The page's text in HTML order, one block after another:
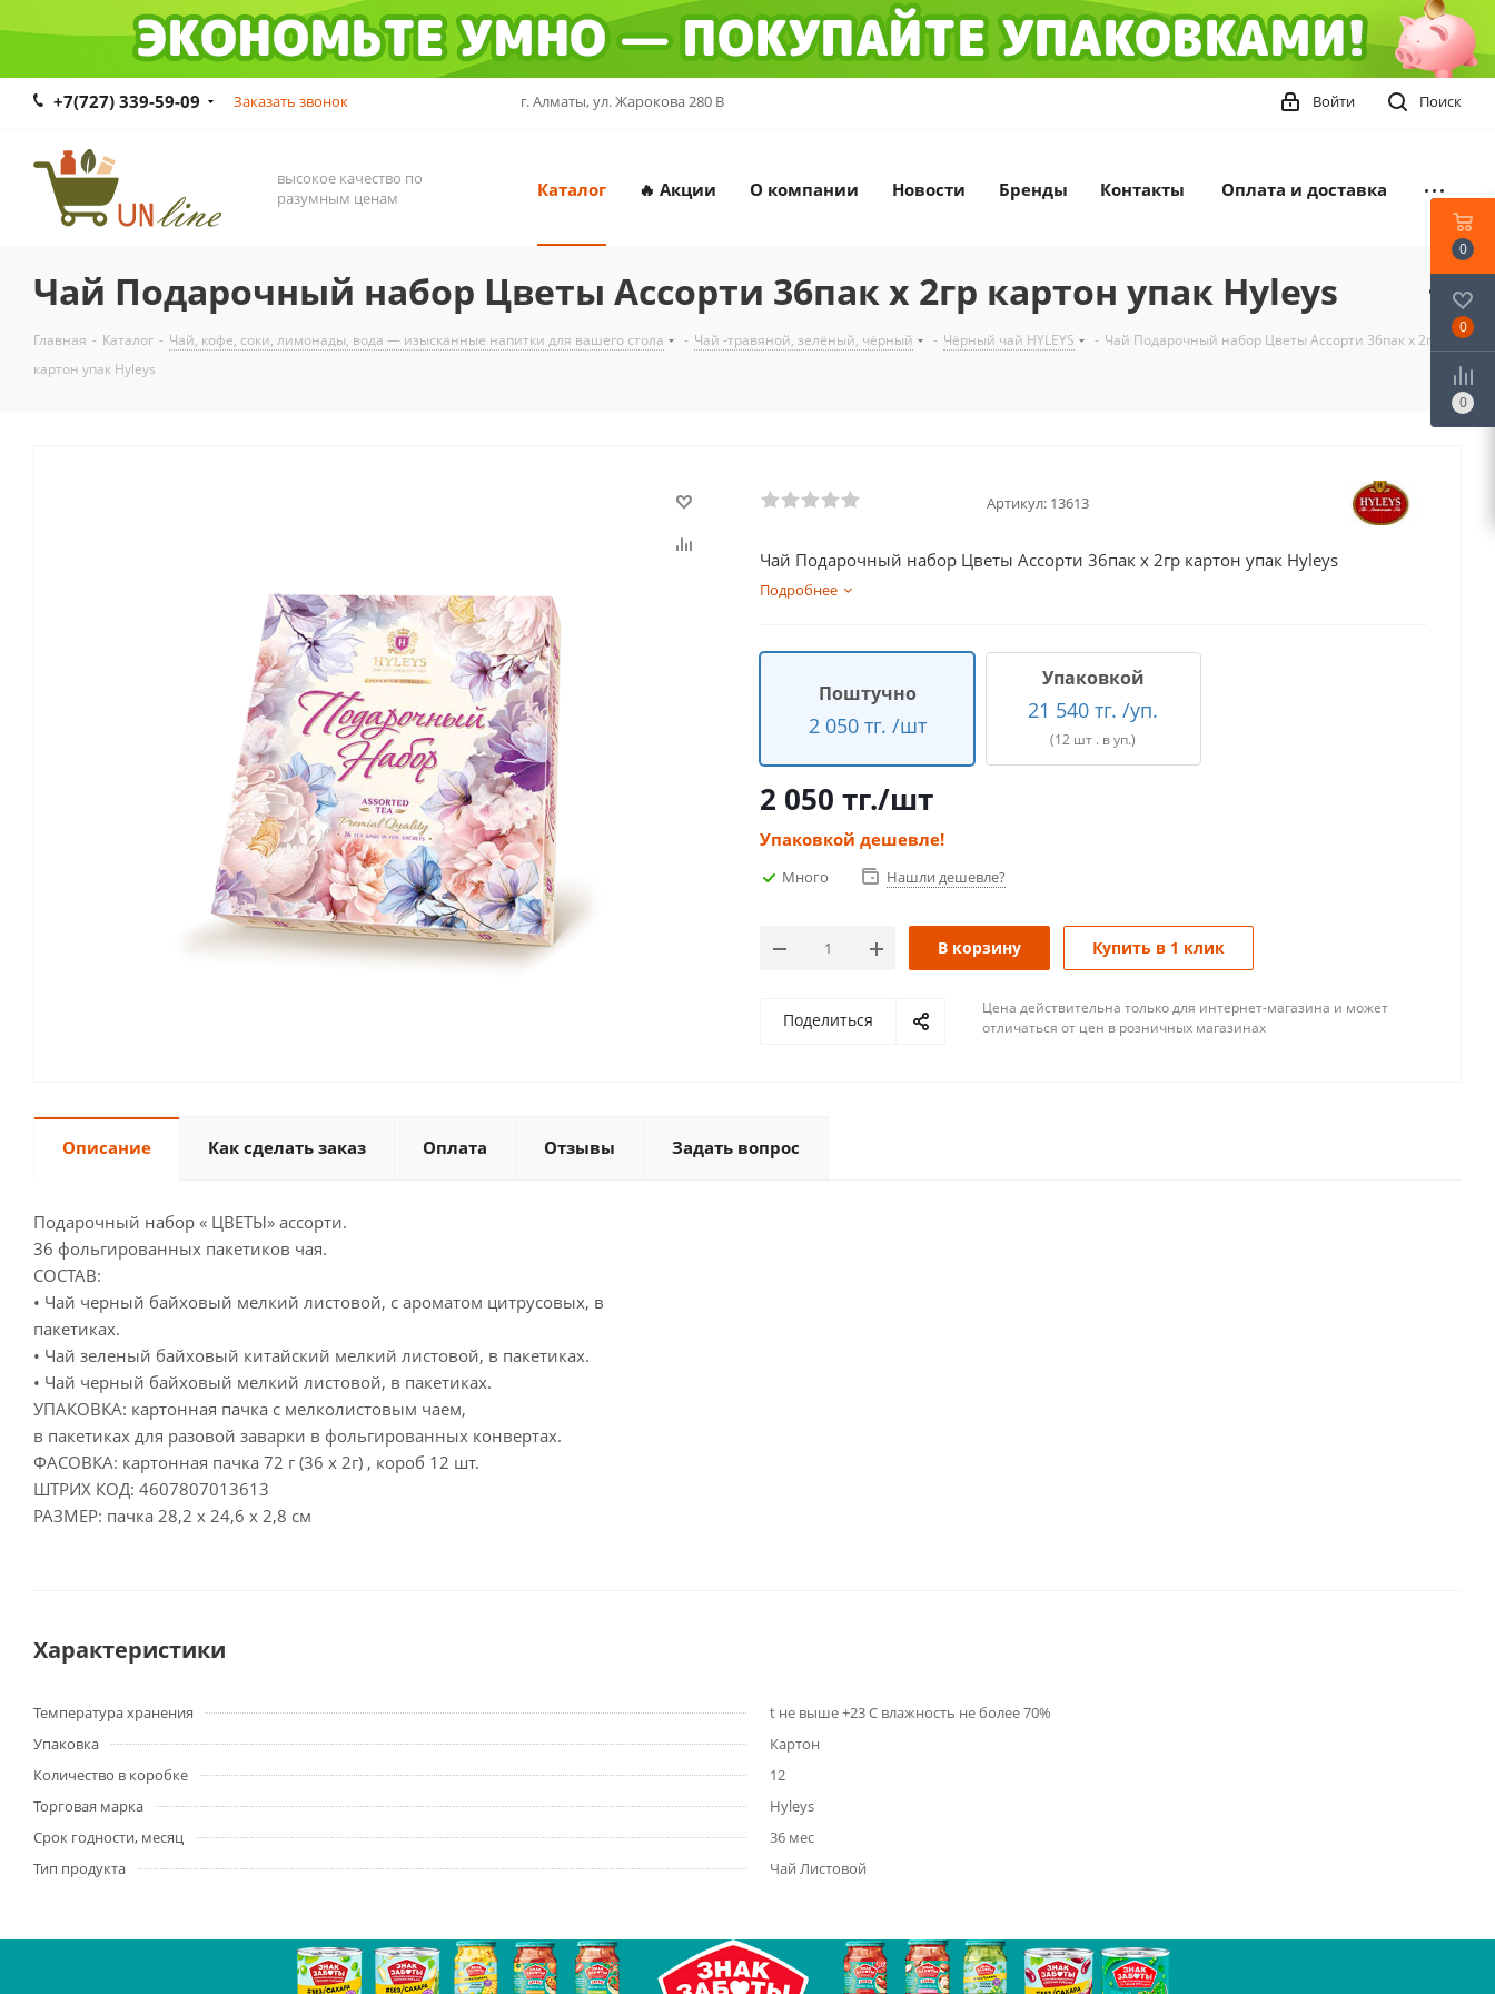
+7(727) 339-59-09 Заказать звонок г. Алматы, ул. Жарокова 280 В Поиск
Войти
высокое качество по
разумным ценам
Каталог 🔥 Акции О компании Новости Бренды Контакты Оплата и доставка
Чай Подарочный набор Цветы Ассорти 36пак х 2гр картон упак Hyleys
Главная - Каталог - Чай, кофе, соки, лимонады, вода — изысканные напитки для вашего стола - Чай -травяной, зелёный, чёрный - Чёрный чай HYLEYS - Чай Подарочный набор Цветы Ассорти 36пак х 2гр
картон упак Hyleys
Артикул: 13613
Чай Подарочный набор Цветы Ассорти 36пак х 2гр картон упак Hyleys
Подробнее
Поштучно
2 050 тг. /шт
Упаковкой
21 540 тг. /уп.
(12 шт . в уп.)
2 050 тг./шт
Упаковкой дешевле!
Много Нашли дешевле?
В корзину Купить в 1 клик
Поделиться
Цена действительна только для интернет-магазина и может
отличаться от цен в розничных магазинах
Описание Как сделать заказ Оплата Отзывы Задать вопрос
Подарочный набор « ЦВЕТЫ» ассорти.
36 фольгированных пакетиков чая.
СОСТАВ:
• Чай черный байховый мелкий листовой, с ароматом цитрусовых, в
пакетиках.
• Чай зеленый байховый китайский мелкий листовой, в пакетиках.
• Чай черный байховый мелкий листовой, в пакетиках.
УПАКОВКА: картонная пачка с мелколистовым чаем,
в пакетиках для разовой заварки в фольгированных конвертах.
ФАСОВКА: картонная пачка 72 г (36 х 2г) , короб 12 шт.
ШТРИХ КОД: 4607807013613
РАЗМЕР: пачка 28,2 х 24,6 х 2,8 см
Характеристики
Температура хранения
t не выше +23 C влажность не более 70%
Упаковка
Картон
Количество в коробке
12
Торговая марка
Hyleys
Срок годности, месяц
36 мес
Тип продукта
Чай Листовой
0
0
0